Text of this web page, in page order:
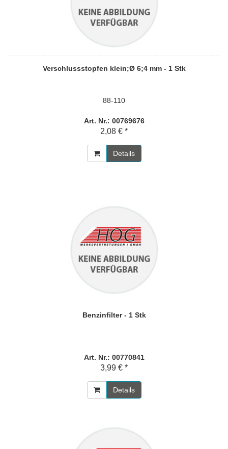
Verschlussstopfen klein;Ø 6;4 mm - 1 Stk
88-110
Art. Nr.: 00769676
2,08 € *
Details
Benzinfilter - 1 Stk
Art. Nr.: 00770841
3,99 € *
Details